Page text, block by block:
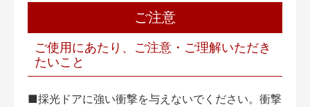
ご注意
ご使用にあたり、ご注意・ご理解いただき
たいこと
■採光ドアに強い衝撃を与えないでください。衝撃